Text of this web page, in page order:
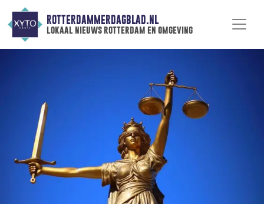
ROTTERDAMMERDAGBLAD.NL
lokaal nieuws rotterdam en omgeving